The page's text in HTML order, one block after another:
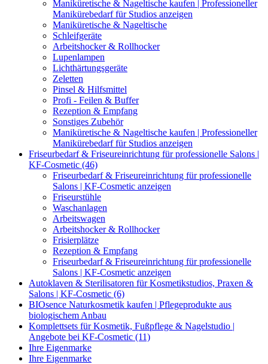
Maniküretische & Nageltische kaufen | Professioneller
Manikürebedarf für Studios anzeigen
Maniküretische & Nageltische
Schleifgeräte
Arbeitshocker & Rollhocker
Lupenlampen
Lichthärtungsgeräte
Zeletten
Pinsel & Hilfsmittel
Profi - Feilen & Buffer
Rezeption & Empfang
Sonstiges Zubehör
Maniküretische & Nageltische kaufen | Professioneller
Manikürebedarf für Studios anzeigen
Friseurbedarf & Friseureinrichtung für professionelle Salons |
KF-Cosmetic (46)
Friseurbedarf & Friseureinrichtung für professionelle
Salons | KF-Cosmetic anzeigen
Friseurstühle
Waschanlagen
Arbeitswagen
Arbeitshocker & Rollhocker
Frisierplätze
Rezeption & Empfang
Friseurbedarf & Friseureinrichtung für professionelle
Salons | KF-Cosmetic anzeigen
Autoklaven & Sterilisatoren für Kosmetikstudios, Praxen &
Salons | KF-Cosmetic (6)
BIOsence Naturkosmetik kaufen | Pflegeprodukte aus
biologischem Anbau
Komplettsets für Kosmetik, Fußpflege & Nagelstudio |
Angebote bei KF-Cosmetic (11)
Ihre Eigenmarke
Ihre Eigenmarke